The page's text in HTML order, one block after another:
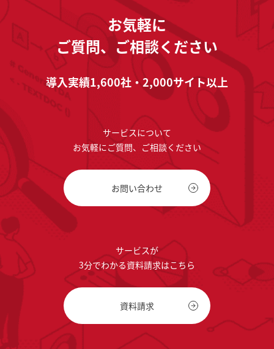
お気軽に
ご質問、ご相談ください
導入実績1,600社・2,000サイト以上
サービスについて
お気軽にご質問、ご相談ください
お問い合わせ
サービスが
3分でわかる資料請求はこちら
資料請求